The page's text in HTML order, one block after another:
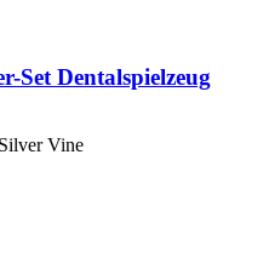
​Set Dentalspielzeug
Vine